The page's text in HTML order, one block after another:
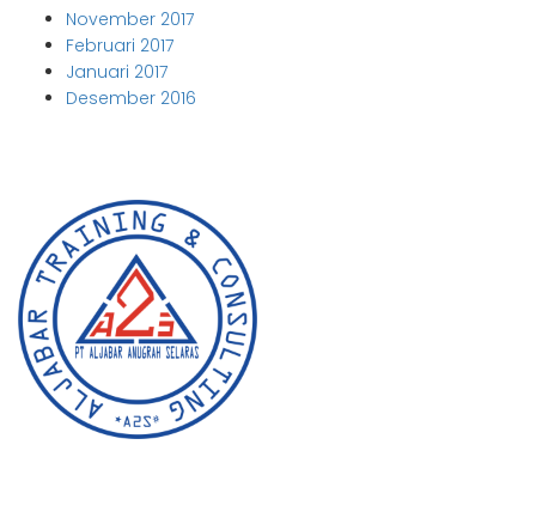
November 2017
Februari 2017
Januari 2017
Desember 2016